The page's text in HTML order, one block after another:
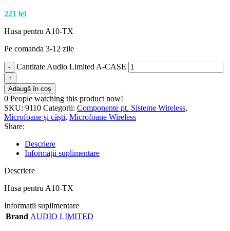
221 lei
Husa pentru A10-TX
Pe comanda 3-12 zile
Cantitate Audio Limited A-CASE
Adaugă în coș
0 People watching this product now!
SKU: 9110 Categorii: Componente pt. Sisteme Wireless,
Microfoane și căști, Microfoane Wireless
Share:
Descriere
Informații suplimentare
Descriere
Husa pentru A10-TX
Informații suplimentare
Brand AUDIO LIMITED